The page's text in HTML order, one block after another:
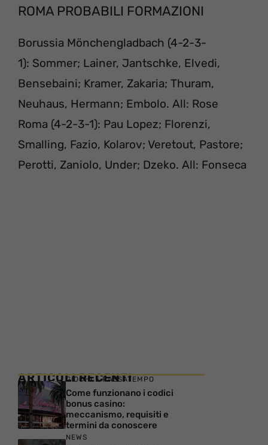
ROMA PROBABILI FORMAZIONI
Borussia Mönchengladbach (4-2-3-
1): Sommer; Lainer, Jantschke, Elvedi,
Bensebaini; Kramer, Zakaria; Thuram,
Neuhaus, Hermann; Embolo. All: Rose
Roma (4-2-3-1): Pau Lopez; Florenzi,
Smalling, Fazio, Kolarov; Veretout, Pastore;
Perotti, Zaniolo, Under; Dzeko. All: Fonseca
ARTICOLI RECENTI
GIOCHI E PASSATEMPO
Come funzionano i codici
bonus casino:
meccanismo, requisiti e
termini da conoscere
NEWS